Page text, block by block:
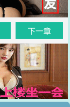
下一章